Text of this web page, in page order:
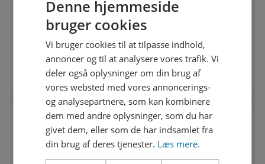
sikker på, at din ansøgning er modtaget. Derfor er det
vigtigt, at du i skemaet oplyser din mailadresse.
Tilbagebetalingen kan ikke omfatte mere end det seneste
afregningsår.
HAR DU SPØRGSMÅL?
Denne hjemmeside
bruger cookies
Vi bruger cookies til at tilpasse indhold,
annoncer og til at analysere vores trafik. Vi
deler også oplysninger om din brug af
vores websted med vores annoncerings-
og analysepartnere, som kan kombinere
dem med andre oplysninger, som du har
givet dem, eller som de har indsamlet fra
din brug af deres tjenester. Læs mere.